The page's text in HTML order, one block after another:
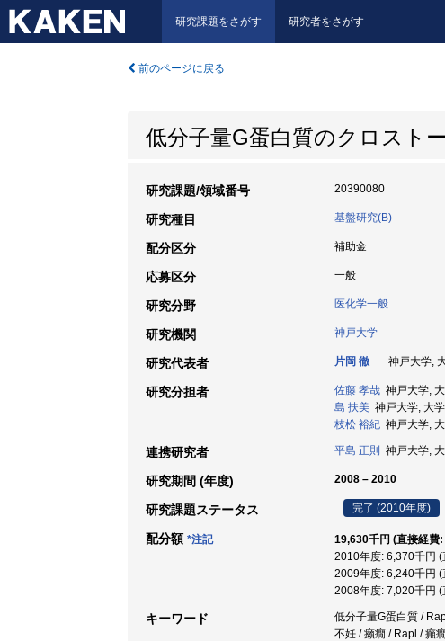
研究課題をさがす 研究者をさがす
前のページに戻る
低分子量G蛋白質のクロスト
研究課題/領域番号 20390080
研究種目 基盤研究(B)
配分区分 補助金
応募区分 一般
研究分野 医化学一般
研究機関 神戸大学
研究代表者 片岡 徹 神戸大学,
研究分担者 佐藤 孝哉 神戸大学,
島 扶美 神戸大学, 大
枝松 裕紀 神戸大学,
連携研究者 平島 正則 神戸大学,
研究期間 (年度) 2008 – 2010
研究課題ステータス 完了 (2010年度)
配分額 *注記
19,630千円 (直接経費
2010年度: 6,370千円
2009年度: 6,240千円
2008年度: 7,020千円
キーワード
低分子量G蛋白質 /
不妊 / 癩癇 / Rapl / 癲